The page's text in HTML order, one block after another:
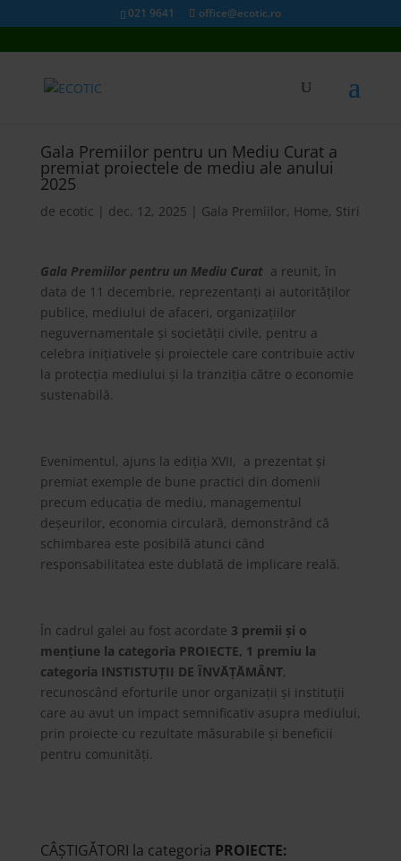
021 9641 office@ecotic.ro
Gala Premiilor pentru un Mediu Curat a
premiat proiectele de mediu ale anului
2025
de ecotic | dec. 12, 2025 | Gala Premiilor, Home, Stiri
Gala Premiilor pentru un Mediu Curata reunit, în
data de 11 decembrie, reprezentanți ai autorităților
publice, mediului de afaceri, organizațiilor
neguvernamentale și societății civile, pentru a
celebra inițiativele și proiectele care contribuie activ
la protecția mediului și la tranziția către o economie
sustenabilă.
Evenimentul, ajuns la ediția XVII, a prezentat şi
premiat exemple de bune practici din domenii
precum educația de mediu, managementul
deșeurilor, economia circulară, demonstrând că
schimbarea este posibilă atunci când
responsabilitatea este dublată de implicare reală.
În cadrul galei au fost acordate 3 premii şi o
mențiune la categoria PROIECTE, 1 premiu la
categoria INSTISTUȚII DE ÎNVǍȚǍMÂNT,
recunoscând eforturile unor organizații şi instituții
care au avut un impact semnificativ asupra mediului,
prin proiecte cu rezultate măsurabile și beneficii
pentru comunități.
CÂŞTIGǍTORI la categoria PROIECTE: